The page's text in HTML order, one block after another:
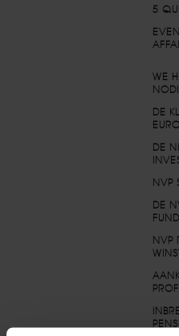
5
WE
DE
DE
NVP
DE
NVP